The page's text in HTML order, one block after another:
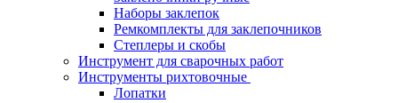
Наборы заклепок
Ремкомплекты для заклепочников
Степлеры и скобы
Инструмент для сварочных работ
Инструменты рихтовочные
Лопатки